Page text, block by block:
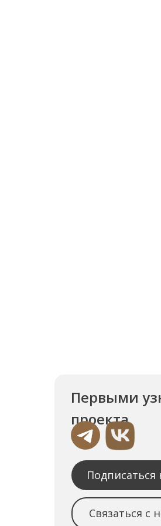
Первыми
проекта
Связаться с
Подписаться